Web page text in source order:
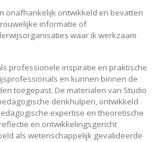
onafhankelijk ontwikkeld en bevatten
informatie of
waar ik werkzaam
professionele inspiratie en praktische
en kunnen binnen de
toegepast. De materialen van Studio
denkhulpen, ontwikkeld
expertise en theoretische
en ontwikkelingsgericht
als wetenschappelijk gevalideerde